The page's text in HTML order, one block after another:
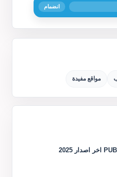
مواقع مفيدة
انضمام